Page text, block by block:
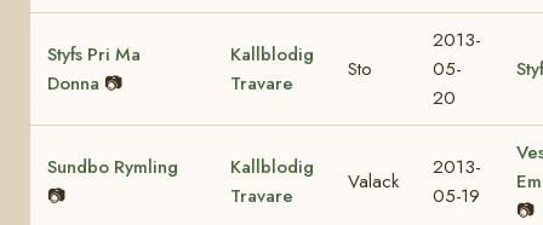
Styfs Pri Ma
Donna 📷
Kallblodig
Travare
Sto
2013-
05-
20
Sundbo Rymling
📷
Kallblodig
Travare
Valack
2013-
05-19
📷